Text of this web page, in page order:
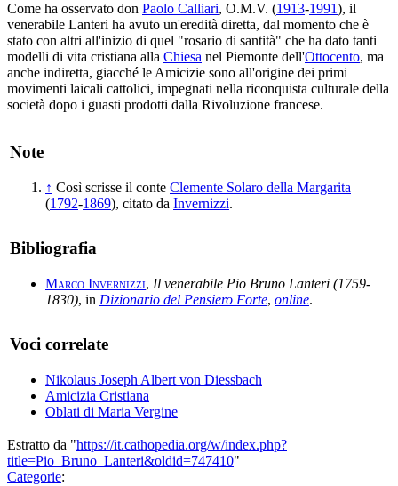
Come ha osservato don Paolo Calliari, O.M.V. (1913-1991), il
venerabile Lanteri ha avuto un'eredità diretta, dal momento che è
stato con altri all'inizio di quel "rosario di santità" che ha dato tanti
modelli di vita cristiana alla Chiesa nel Piemonte dell'Ottocento, ma
anche indiretta, giacché le Amicizie sono all'origine dei primi
movimenti laicali cattolici, impegnati nella riconquista culturale della
società dopo i guasti prodotti dalla Rivoluzione francese.
Note
↑ Così scrisse il conte Clemente Solaro della Margarita
(1792-1869), citato da Invernizzi.
Bibliografia
Marco Invernizzi, Il venerabile Pio Bruno Lanteri (1759-
1830), in Dizionario del Pensiero Forte, online.
Voci correlate
Nikolaus Joseph Albert von Diessbach
Amicizia Cristiana
Oblati di Maria Vergine
Estratto da "https://it.cathopedia.org/w/index.php?
title=Pio_Bruno_Lanteri&oldid=747410"
Categorie: